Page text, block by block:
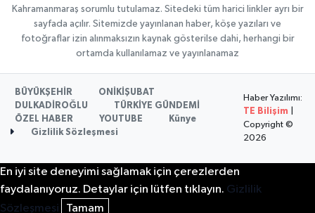
Kahramanmaraş sorumlu tutulamaz. Sitedeki tüm harici linkler ayrı bir
sayfada açılır. Sitemizde yayınlanan haber, köşe yazıları ve
fotoğraflar izin alınmaksızın kaynak gösterilse dahi, herhangi bir
ortamda kullanılamaz ve yayınlanamaz
BÜYÜKŞEHİR
ONİKİŞUBAT
DULKADİROĞLU
TÜRKİYE GÜNDEMİ
ÖZEL HABER
YOUTUBE
Künye
Gizlilik Sözleşmesi
Haber Yazılımı:
TE Bilişim
Copyright ©
2026
En iyi site deneyimi sağlamak için çerezlerden
faydalanıyoruz. Detaylar için lütfen tıklayın. Gizlilik
Sözleşmesi
Tamam